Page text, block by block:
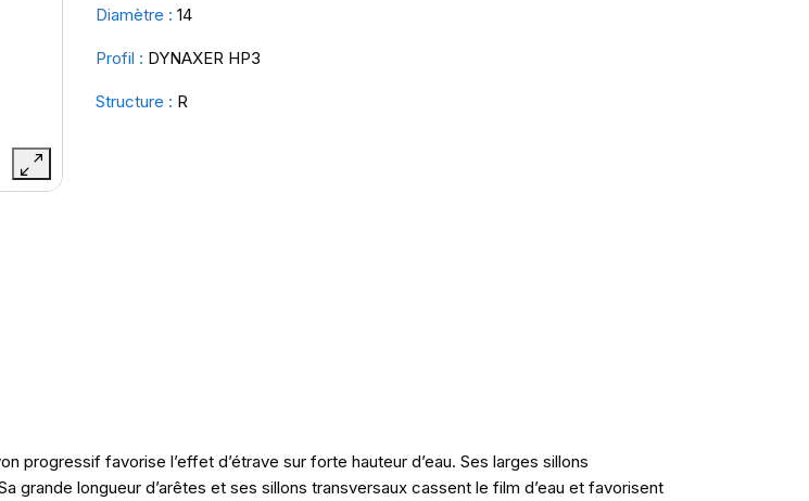
Diamètre : 14
Profil : DYNAXER HP3
Structure : R
progressif favorise l’effet d’étrave sur forte hauteur d’eau. Ses larges sillons
grande longueur d’arêtes et ses sillons transversaux cassent le film d’eau et favorisent